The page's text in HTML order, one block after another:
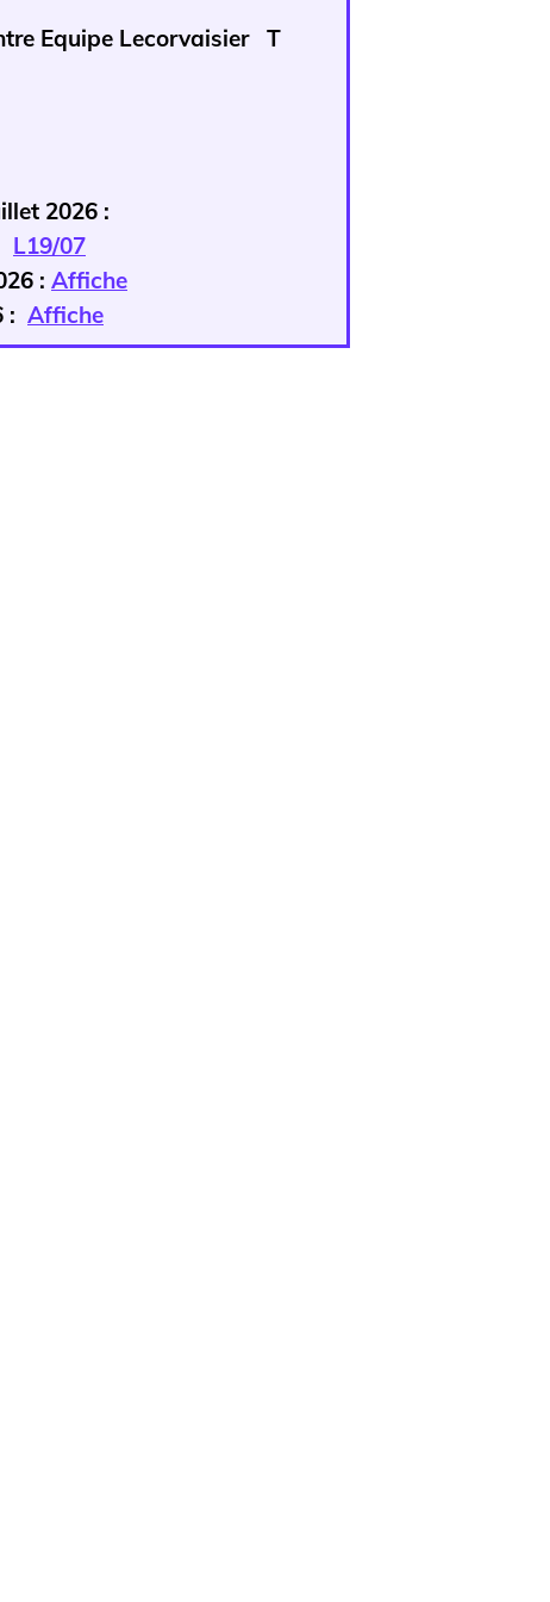
Equipe Lecorvaisier T
2026 :
L19/07
: Affiche
: Affiche